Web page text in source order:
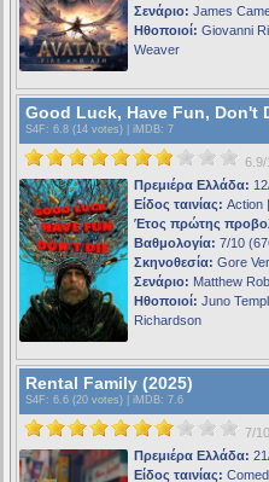
Σενάριο: James
Ηθοποιοί: Giovanni
Weaver
Good Luck, Have Fun, Don't
S4F : 6.8 (14 votes) | iMDB: 7
6.9/
Πρεμιέρα Ελλάδα:
Είδος ταινίας: Action
Έτος πρώτης
Βαθμολογία: 7/10
Σκηνοθεσία: Gore
Σενάριο: Matthew
Ηθοποιοί: Juno
Richardson
Rental Family (2025)
S4F : 6.6 (20 votes) | iMDB: 7.6
7/10
Πρεμιέρα Ελλάδα:
Είδος ταινίας: